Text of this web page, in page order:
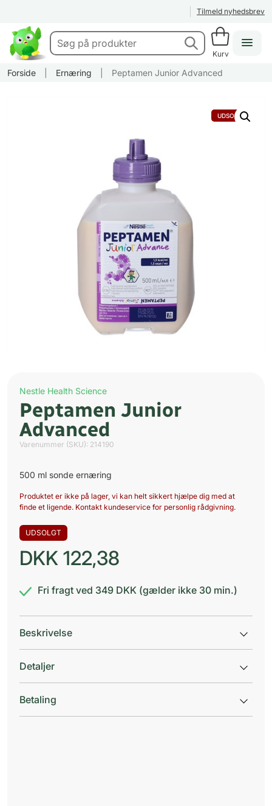
Tilmeld nyhedsbrev
Kurv
Forside Ernæring Peptamen Junior Advanced
UDSOLGT
Nestle Health Science
Peptamen Junior
Advanced
Varenummer (SKU): 214190
500 ml sonde ernæring
Produktet er ikke på lager, vi kan helt sikkert hjælpe dig med at
finde et ligende. Kontakt kundeservice for personlig rådgivning.
UDSOLGT
DKK 122,38
Fri fragt ved 349 DKK (gælder ikke 30 min.)
Beskrivelse
Detaljer
Betaling